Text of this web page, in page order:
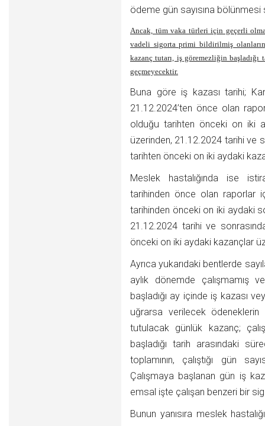
ödeme gün sayısına
Ancak, tüm vaka türleri için geçerli
vadeli sigorta primi bildirilmiş
kazanç tutarı, iş göremezliğin başladığı
geçmeyecektir.
Buna göre iş kazası tarihi;
21.12.2024’ten önce olan
olduğu tarihten önceki on iki
üzerinden, 21.12.2024 tarihi ve
tarihten önceki on iki aydaki
Meslek hastalığında ise
tarihinden önce olan raporlar
tarihinden önceki on iki aydaki
21.12.2024 tarihi ve
önceki on iki aydaki kazançlar
Ayrıca yukarıdaki bentlerde
aylık dönemde çalışmamış
başladığı ay içinde iş kazası
uğrarsa verilecek
tutulacak günlük kazanç;
başladığı tarih arasındaki
toplamının, çalıştığı gün
Çalışmaya başlanan gün iş
emsal işte çalışan benzeri bir
Bunun yanısıra meslek